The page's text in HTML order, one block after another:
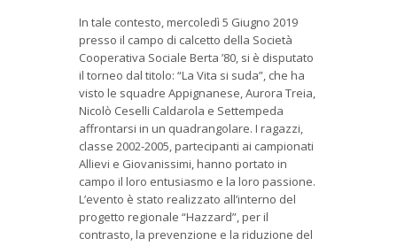
In tale contesto, mercoledì 5 Giugno 2019
presso il campo di calcetto della Società
Cooperativa Sociale Berta ’80, si è disputato
il torneo dal titolo: “La Vita si suda”, che ha
visto le squadre Appignanese, Aurora Treia,
Nicolò Ceselli Caldarola e Settempeda
affrontarsi in un quadrangolare. I ragazzi,
classe 2002-2005, partecipanti ai campionati
Allievi e Giovanissimi, hanno portato in
campo il loro entusiasmo e la loro passione.
L’evento è stato realizzato all’interno del
progetto regionale “Hazzard”, per il
contrasto, la prevenzione e la riduzione del